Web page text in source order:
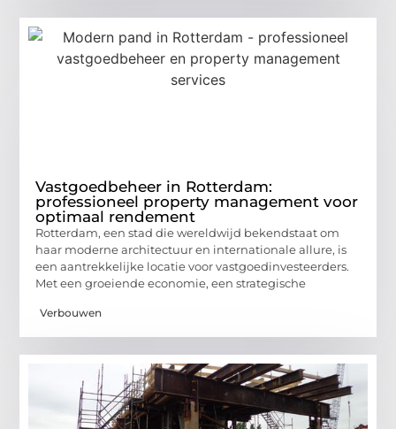
Vastgoedbeheer in Rotterdam:
professioneel property management voor
optimaal rendement
Rotterdam, een stad die wereldwijd bekendstaat om
haar moderne architectuur en internationale allure, is
een aantrekkelijke locatie voor vastgoedinvesteerders.
Met een groeiende economie, een strategische
Verbouwen